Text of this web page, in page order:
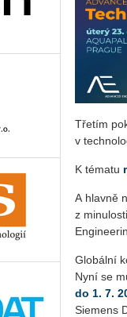
Tře­tím
v
K té­ma­tu
A hlav­ně
z
Glo­bál­ní
Nyní se
do 1. 7.
Sie­mens